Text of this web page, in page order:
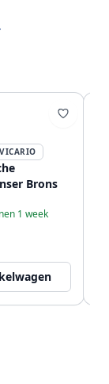
Brons
1 week